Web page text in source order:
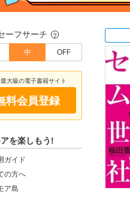
ーフサーチ ？
中 OFF
大級の電子書籍サイト
料会員登録
を楽しもう!
ガイド
の方へ
ア島